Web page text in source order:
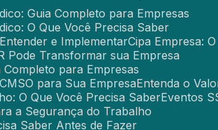
Guia Completo para Empresas
O Que Você Precisa Saber
e Implementar Cipa Empresa:
Pode Transformar sua Empresa
Completo para Empresas
para Sua Empresa Entenda o
O Que Você Precisa Saber Eventos
a Segurança do Trabalho
Saber Antes de Fazer